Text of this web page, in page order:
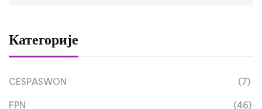
Категорије
CESPASWON (7)
FPN (46)